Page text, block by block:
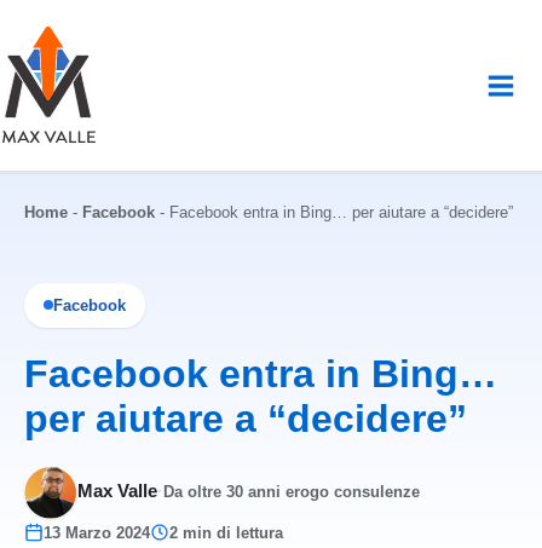
contenuto
Home - Facebook - Facebook entra in Bing… per aiutare a “decidere”
Facebook
Facebook entra in Bing…
per aiutare a “decidere”
Max Valle· Da oltre 30 anni erogo consulenze
13 Marzo 2024 2 min di lettura